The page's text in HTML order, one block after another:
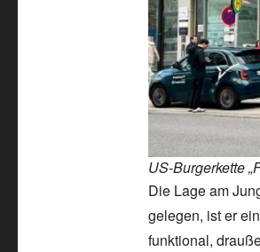
US-Burgerkette
Die Lage am
gelegen, ist er
funktional,